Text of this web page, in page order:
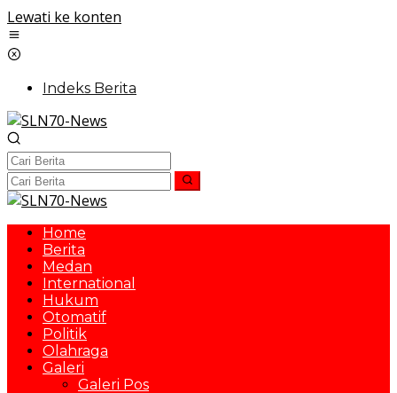
Lewati ke konten
Indeks Berita
Home
Berita
Medan
International
Hukum
Otomatif
Politik
Olahraga
Galeri
Galeri Pos